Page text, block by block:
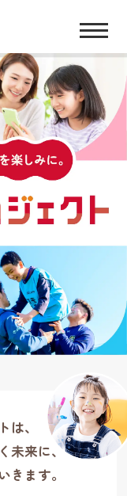
は、
未来に、
きます。